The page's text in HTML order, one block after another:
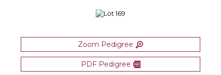
Zoom Pedigree
PDF Pedigree